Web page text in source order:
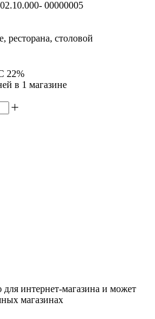
00000005
ресторана, столовой
22%
в 1 магазине
для интернет-магазина и может
магазинах